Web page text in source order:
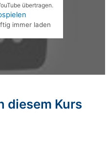
übertragen.
immer laden
diesem Kurs